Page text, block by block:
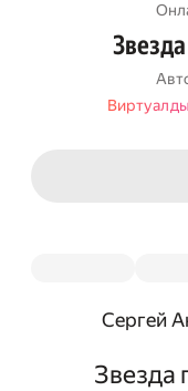
Сергей
Звезда